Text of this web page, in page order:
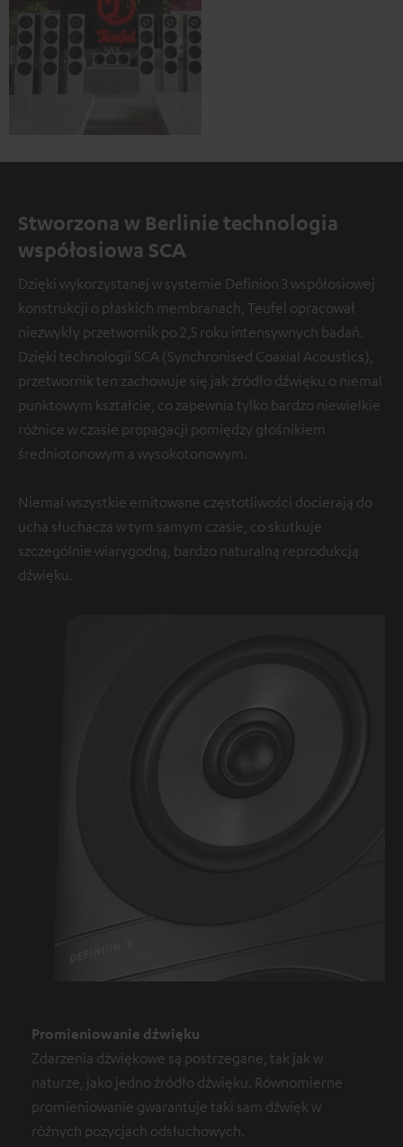
Stworzona w Berlinie technologia
współosiowa SCA
Dzięki wykorzystanej w systemie Definion 3 współosiowej
konstrukcji o płaskich membranach, Teufel opracował
niezwykły przetwornik po 2,5 roku intensywnych badań.
Dzięki technologii SCA (Synchronised Coaxial Acoustics),
przetwornik ten zachowuje się jak źródło dźwięku o niemal
punktowym kształcie, co zapewnia tylko bardzo niewielkie
różnice w czasie propagacji pomiędzy głośnikiem
średniotonowym a wysokotonowym.
Niemal wszystkie emitowane częstotliwości docierają do
ucha słuchacza w tym samym czasie, co skutkuje
szczególnie wiarygodną, bardzo naturalną reprodukcją
dźwięku.
Promieniowanie dźwięku
Zdarzenia dźwiękowe są postrzegane, tak jak w
naturze, jako jedno źródło dźwięku. Równomierne
promieniowanie gwarantuje taki sam dźwięk w
różnych pozycjach odsłuchowych.